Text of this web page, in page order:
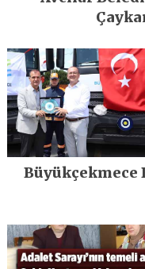
Büyükçekmece